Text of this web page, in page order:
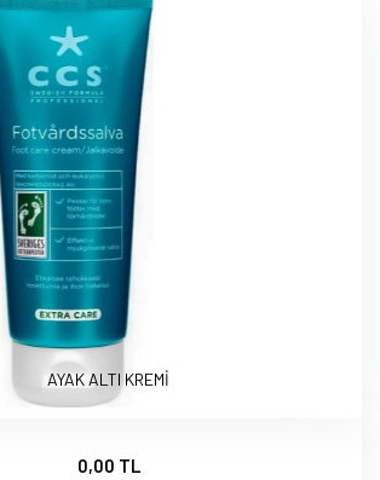
AYAK ALTI KREMİ
0,00 TL